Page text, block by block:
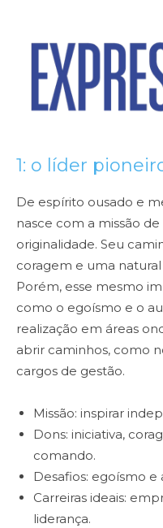
1: o líder
De espírito ousado e
nasce com a missão
originalidade. Seu
coragem e uma
Porém, esse mesmo
como o egoísmo e o
realização em áreas
abrir caminhos, como
cargos de gestão.
Missão: inspirar
Dons: iniciativa,
comando.
Desafios: egoísmo e
Carreiras ideais:
liderança.